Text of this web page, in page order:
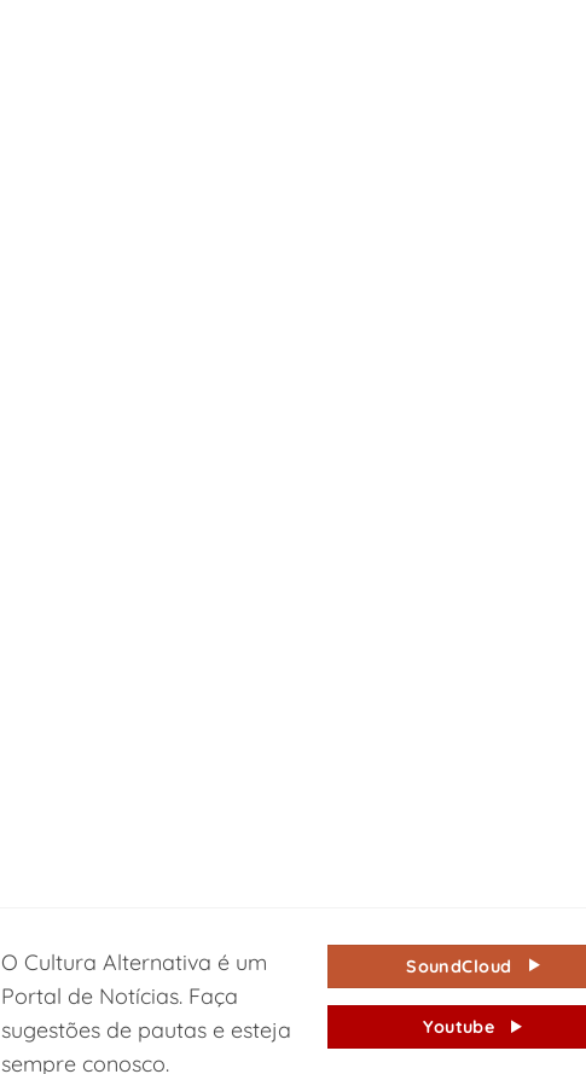
O Cultura Alternativa é um
Portal de Notícias. Faça
sugestões de pautas e esteja
sempre conosco.
SoundCloud
Youtube